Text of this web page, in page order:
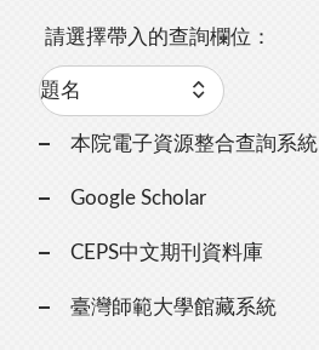
請選擇帶入的查詢欄位：
本院電子資源整合查詢系統
Google Scholar
CEPS中文期刊資料庫
臺灣師範大學館藏系統